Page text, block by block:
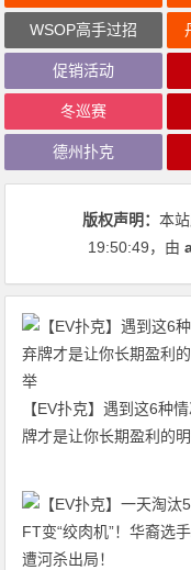
WSOP高手过招
促销活动
冬巡赛
德州扑克
版权声明：本
19:50:49，由
【EV扑克】遇到这6种
牌才是让你长期盈利的